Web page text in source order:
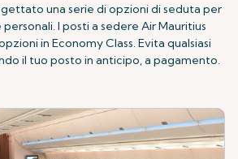
una serie di opzioni di seduta per
I posti a sedere Air Mauritius
in Economy Class. Evita qualsiasi
il tuo posto in anticipo, a pagamento.